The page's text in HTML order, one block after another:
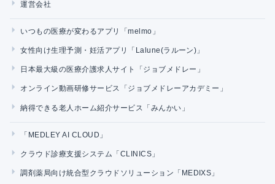
運営会社
いつもの医療が変わるアプリ「melmo」
女性向け生理予測・妊活アプリ「Lalune(ラルーン)」
日本最大級の医療介護求人サイト「ジョブメドレー」
オンライン動画研修サービス「ジョブメドレーアカデミー」
納得できる老人ホーム紹介サービス「みんかい」
「MEDLEY AI CLOUD」
クラウド診療支援システム「CLINICS」
調剤薬局向け統合型クラウドソリューション「MEDIXS」